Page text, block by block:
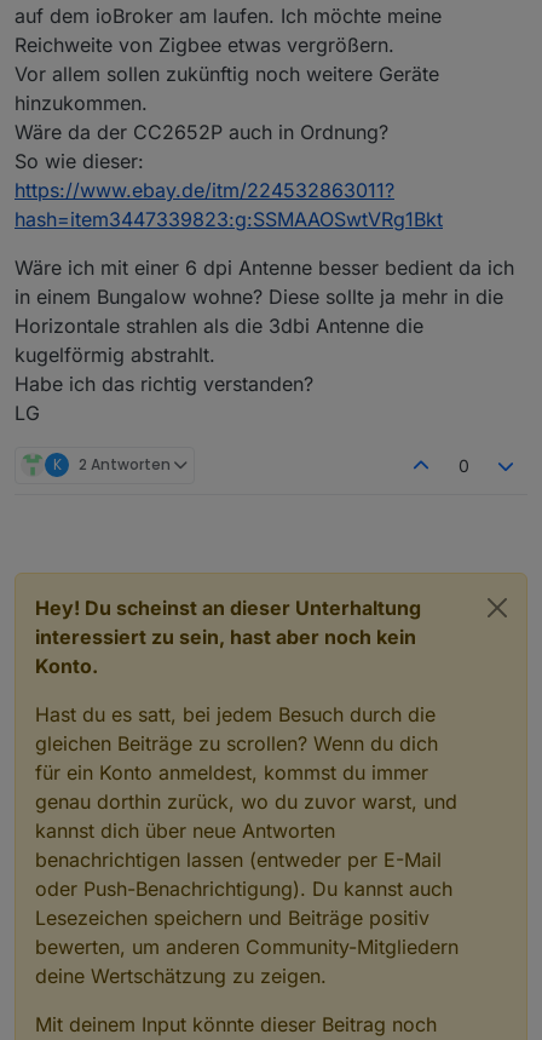
auf dem ioBroker am laufen. Ich möchte meine
Reichweite von Zigbee etwas vergrößern.
Vor allem sollen zukünftig noch weitere Geräte
hinzukommen.
Wäre da der CC2652P auch in Ordnung?
So wie dieser:
https://www.ebay.de/itm/224532863011?
hash=item3447339823:g:SSMAAOSwtVRg1Bkt
Wäre ich mit einer 6 dpi Antenne besser bedient da ich
in einem Bungalow wohne? Diese sollte ja mehr in die
Horizontale strahlen als die 3dbi Antenne die
kugelförmig abstrahlt.
Habe ich das richtig verstanden?
LG
K 2 Antworten 0
Hey! Du scheinst an dieser Unterhaltung
interessiert zu sein, hast aber noch kein
Konto.
Hast du es satt, bei jedem Besuch durch die
gleichen Beiträge zu scrollen? Wenn du dich
für ein Konto anmeldest, kommst du immer
genau dorthin zurück, wo du zuvor warst, und
kannst dich über neue Antworten
benachrichtigen lassen (entweder per E-Mail
oder Push-Benachrichtigung). Du kannst auch
Lesezeichen speichern und Beiträge positiv
bewerten, um anderen Community-Mitgliedern
deine Wertschätzung zu zeigen.
Mit deinem Input könnte dieser Beitrag noch